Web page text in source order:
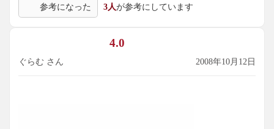
～５人用で、外気に触れて湯加減が良く、白馬の山々も望め
て気持ちがいい。ただ、すぐ脇で畑仕事をする人の姿が見え
現実的な窮屈間がある（男風呂）。しかし湯の使い方は、内
湯も露天も源泉掛け流しで素晴らしく、湯口の岩は成分で灰
参考になった 3人が参考にしています
4.0
ぐらむ さん 2008年10月12日